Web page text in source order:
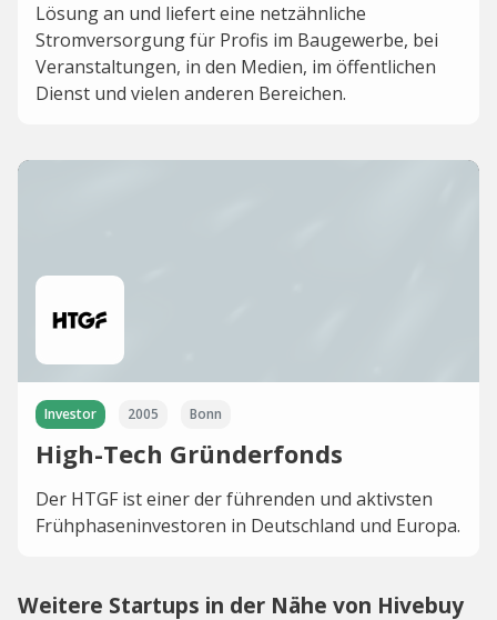
Lösung an und liefert eine netzähnliche
Stromversorgung für Profis im Baugewerbe, bei
Veranstaltungen, in den Medien, im öffentlichen
Dienst und vielen anderen Bereichen.
Investor 2005 Bonn
High-Tech Gründerfonds
Der HTGF ist einer der führenden und aktivsten
Frühphaseninvestoren in Deutschland und Europa.
Weitere Startups in der Nähe von Hivebuy